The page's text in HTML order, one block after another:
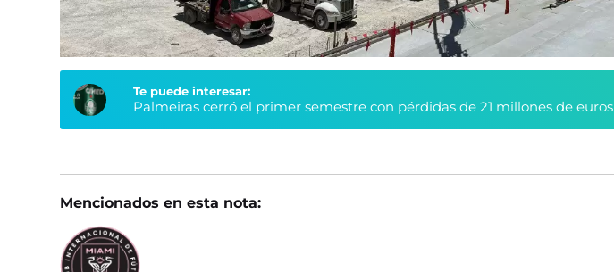
Te puede interesar:
Palmeiras cerró el primer semestre con pérdidas de 21 millones de euros
Mencionados en esta nota: